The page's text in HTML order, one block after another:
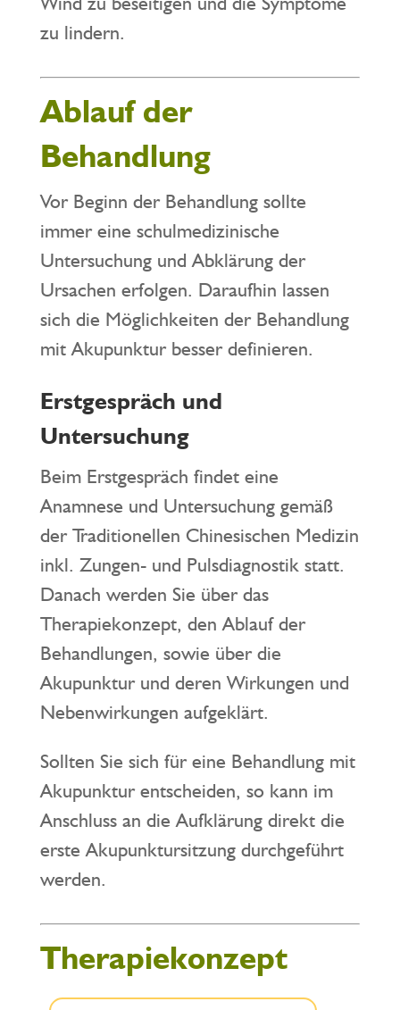
zu lindern.
Ablauf der
Behandlung
Vor Beginn der Behandlung sollte
immer eine schulmedizinische
Untersuchung und Abklärung der
Ursachen erfolgen. Daraufhin lassen
sich die Möglichkeiten der Behandlung
mit Akupunktur besser definieren.
Erstgespräch und
Untersuchung
Beim Erstgespräch findet eine
Anamnese und Untersuchung gemäß
der Traditionellen Chinesischen Medizin
inkl. Zungen- und Pulsdiagnostik statt.
Danach werden Sie über das
Therapiekonzept, den Ablauf der
Behandlungen, sowie über die
Akupunktur und deren Wirkungen und
Nebenwirkungen aufgeklärt.
Sollten Sie sich für eine Behandlung mit
Akupunktur entscheiden, so kann im
Anschluss an die Aufklärung direkt die
erste Akupunktursitzung durchgeführt
werden.
Therapiekonzept